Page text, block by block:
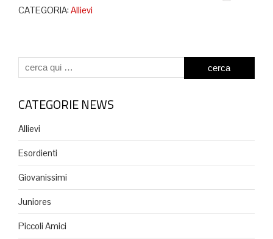
CATEGORIA: Allievi
CATEGORIE NEWS
Allievi
Esordienti
Giovanissimi
Juniores
Piccoli Amici